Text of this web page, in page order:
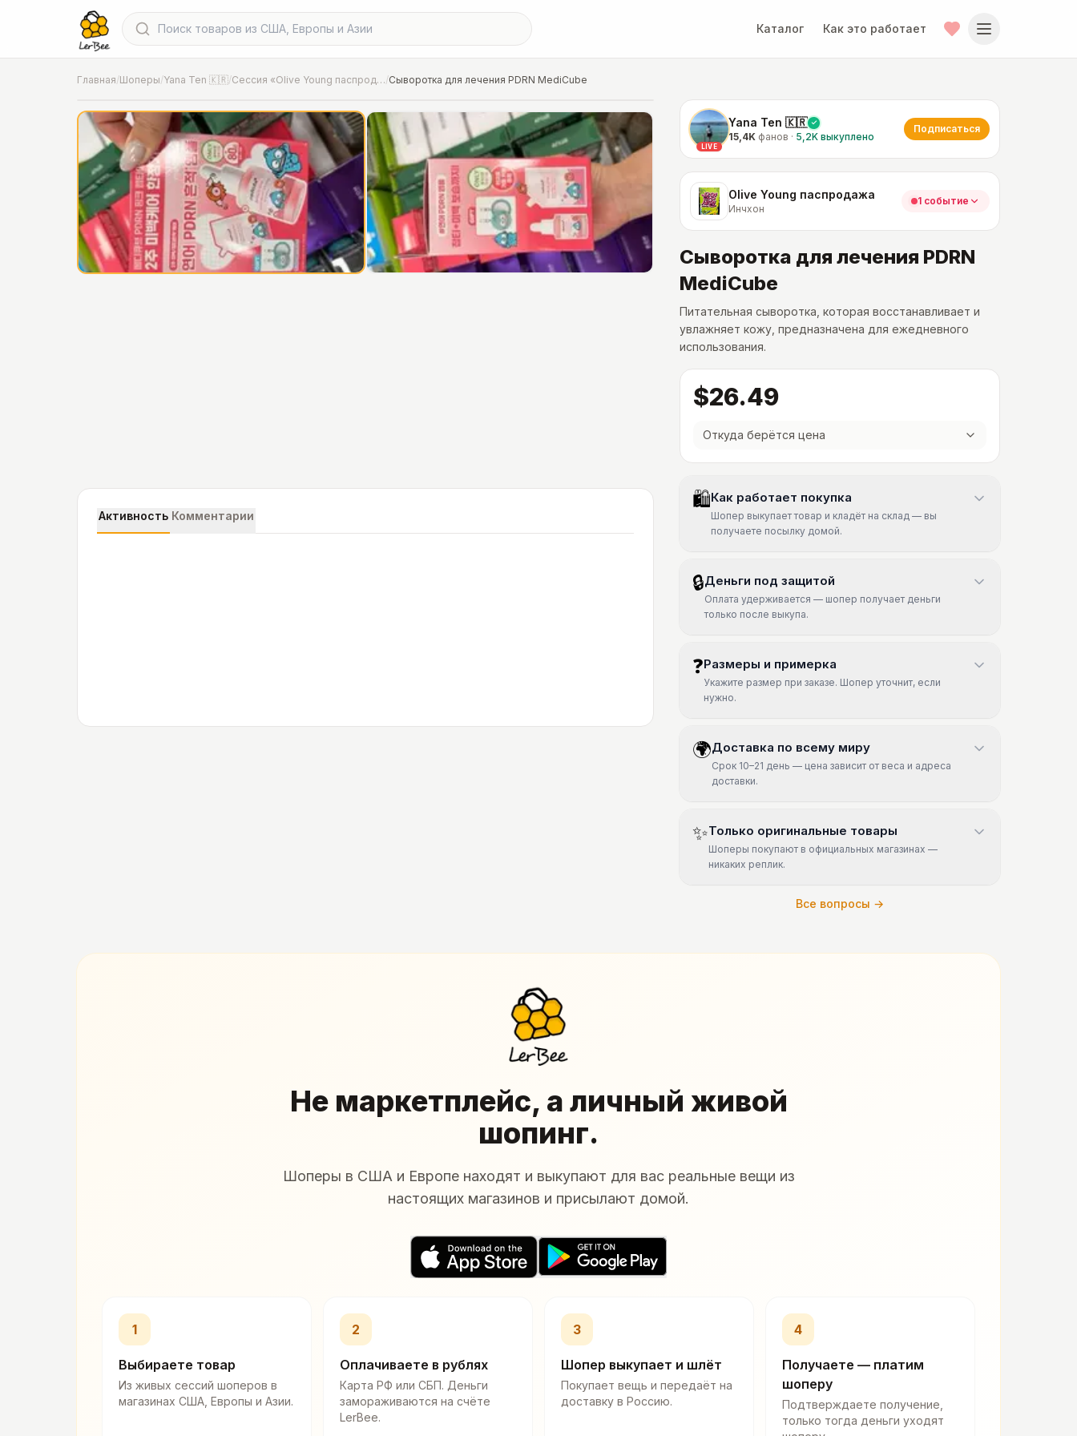
Каталог Как это работает
Главная/Шоперы/Yana Ten 🇰🇷/ Сессия «Olive Young паспродажа»/Сыворотка для лечения PDRN MediCube
📍Фото от шопера· Инчхон
LIVE
Yana Ten 🇰🇷
15,4K фанов · 5,2K выкуплено
Подписаться
Olive Young паспродажа
Инчхон
1 событие
Сыворотка для лечения PDRN
MediCube
Питательная сыворотка, которая восстанавливает и
увлажняет кожу, предназначена для ежедневного
использования.
$26.49
Откуда берётся цена
🛍Как работает покупка
Шопер выкупает товар и кладёт на склад — вы
получаете посылку домой.
🔒Деньги под защитой
Оплата удерживается — шопер получает деньги
только после выкупа.
❓Размеры и примерка
Укажите размер при заказе. Шопер уточнит, если
нужно.
🌍Доставка по всему миру
Срок 10–21 день — цена зависит от веса и адреса
доставки.
✨Только оригинальные товары
Шоперы покупают в официальных магазинах —
никаких реплик.
Все вопросы →
Активность Комментарии
Не маркетплейс, а личный живой
шопинг.
Шоперы в США и Европе находят и выкупают для вас реальные вещи из
настоящих магазинов и присылают домой.
1
Выбираете товар
Из живых сессий шоперов в
магазинах США, Европы и Азии.
2
Оплачиваете в рублях
Карта РФ или СБП. Деньги
замораживаются на счёте
LerBee.
3
Шопер выкупает и шлёт
Покупает вещь и передаёт на
доставку в Россию.
4
Получаете — платим
шоперу
Подтверждаете получение,
только тогда деньги уходят